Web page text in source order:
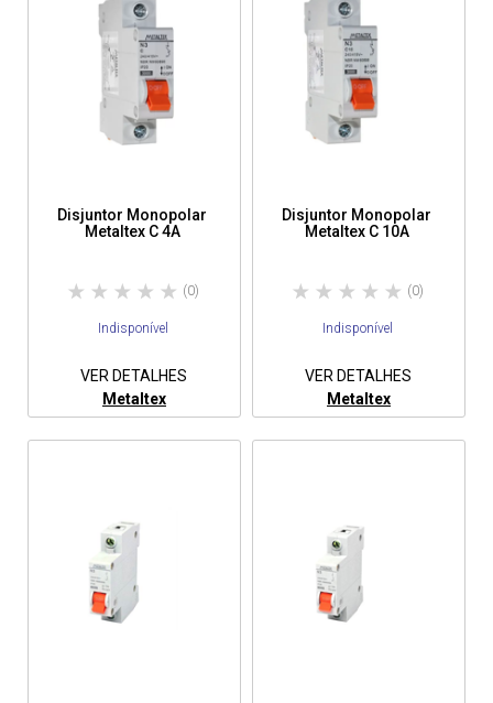
Disjuntor Monopolar
Metaltex C 4A
(0)
Indisponível
VER DETALHES
Metaltex
Disjuntor Monopolar
Metaltex C 10A
(0)
Indisponível
VER DETALHES
Metaltex